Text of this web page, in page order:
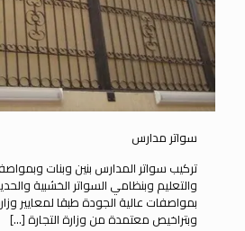
سواتر مدارس
تركيب سواتر المدارس بنين وبنات
والتعليم وبنظامي السواتر الخشبية
بمواصفات عالية الجودة طبقا لمعايير
وبتراخيص معتمدة من وزارة التجارة[…]